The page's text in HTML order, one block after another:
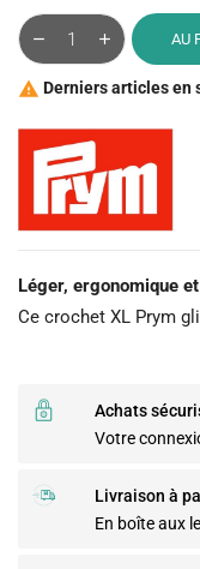
AU
 Derniers articles en
Léger, ergonomique
Ce crochet XL Prym
Achats
Votre
Livraison à
En boîte aux